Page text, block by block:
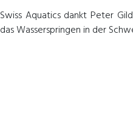
Swiss Aquatics dankt Peter
das Wasserspringen in der